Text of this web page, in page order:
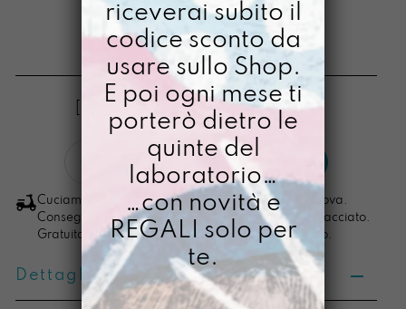
UOVO ANESTESIA
€ 88,00
[ Zaino pc max 13": 30 x 23 x 12 cm ]
anestesia
quantità
LO VOGLIO
Cuciamo ogni ordine nel nostro laboratorio di Padova.
Consegna in 4/5 giorni lavorativi, pacco sempre tracciato.
Gratuita per ordini di importo superiore ai 100 euro.
Dettagli prodotto
riceverai subito il
codice sconto da
usare sullo Shop.
E poi ogni mese ti
porterò dietro le
quinte del
laboratorio…
…con novità e
REGALI solo per
te.